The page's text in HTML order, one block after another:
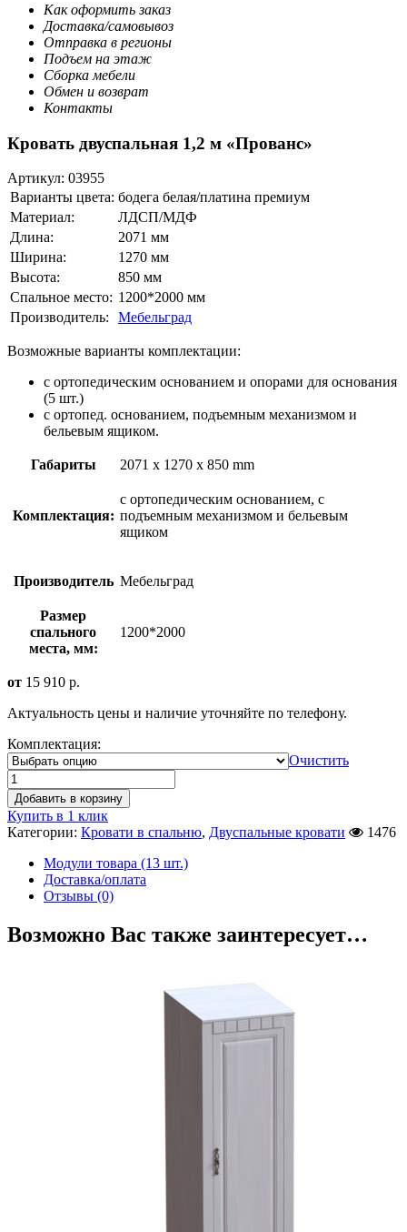
Как оформить заказ
Доставка/самовывоз
Отправка в регионы
Подъем на этаж
Сборка мебели
Обмен и возврат
Контакты
Кровать двуспальная 1,2 м «Прованс»
Артикул: 03955
Варианты цвета: бодега белая/платина премиум
Материал:
ЛДСП/МДФ
Длина:
2071 мм
Ширина:
1270 мм
Высота:
850 мм
Спальное место: 1200*2000 мм
Производитель:
Мебельград
Возможные варианты комплектации:
с ортопедическим основанием и опорами для основания
(5 шт.)
с ортопед. основанием, подъемным механизмом и
бельевым ящиком.
Габариты 2071 x 1270 x 850 mm
Комплектация:
с ортопедическим основанием, с
подъемным механизмом и бельевым
ящиком
Производитель Мебельград
Размер
спального
места, мм:
1200*2000
от 15 910 р.
Актуальность цены и наличие уточняйте по телефону.
Комплектация:
Очистить
Добавить в корзину
Купить в 1 клик
Категории: Кровати в спальню, Двуспальные кровати
1476
Модули товара (13 шт.)
Доставка/оплата
Отзывы (0)
Возможно Вас также заинтересует…